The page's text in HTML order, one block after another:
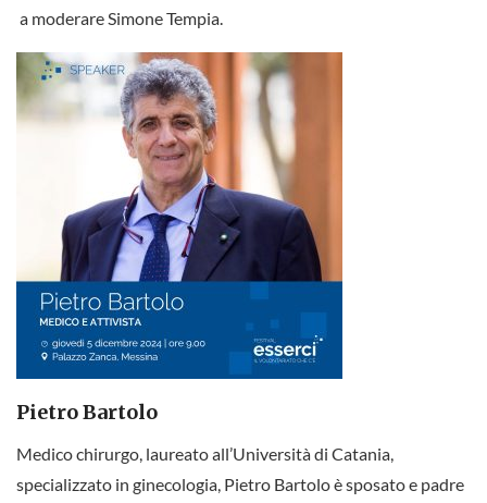
a moderare Simone Tempia.
Pietro Bartolo
Medico chirurgo, laureato all’Università di Catania,
specializzato in ginecologia, Pietro Bartolo è sposato e padre